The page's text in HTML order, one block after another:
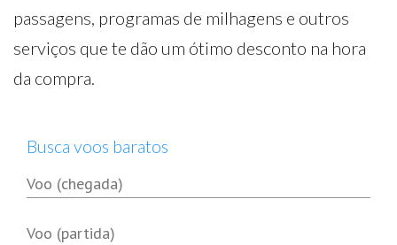
passagens, programas de milhagens e outros
serviços que te dão um ótimo desconto na hora
da compra.
Busca voos baratos